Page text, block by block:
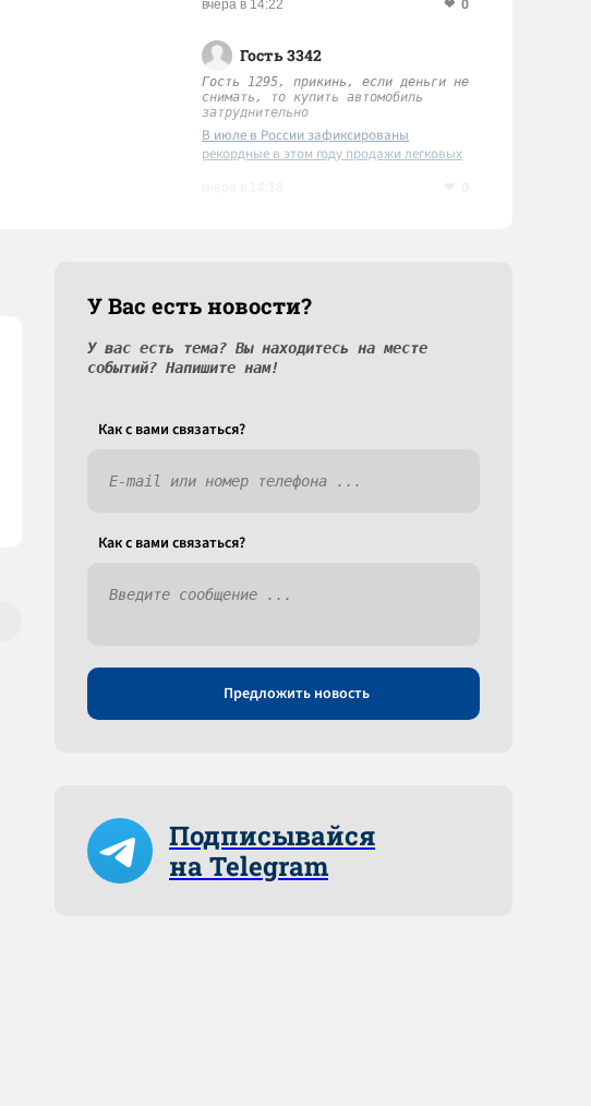
вчера в 14:22
Гость 3342
Гость 1295, прикинь, если деньги не
снимать, то купить автомобиль
затруднительно
В июле в России зафиксированы
рекордные в этом году продажи легковых
У Вас есть новости?
У вас есть тема? Вы находитесь на месте
событий? Напишите нам!
Как c вами связаться?
Как c вами связаться?
Предложить новость
Подписывайся
на Telegram